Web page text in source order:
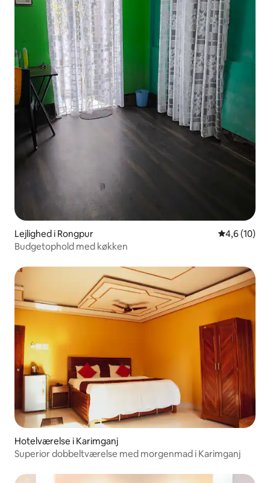
Lejlighed i Rongpur 4,6 ud af 5 i
4,6 (10)
Budgetophold med køkken
Hotelværelse i Karimganj
Superior dobbeltværelse med morgenmad i Karimganj